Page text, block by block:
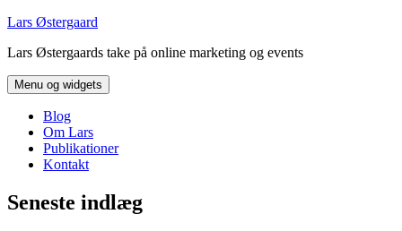
Hop
indhold
Lars Østergaard
Lars Østergaards take på online marketing og events
Menu og widgets
Blog
Om Lars
Publikationer
Kontakt
Seneste indlæg